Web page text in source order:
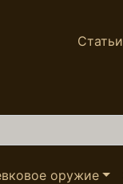
Статьи
оружие